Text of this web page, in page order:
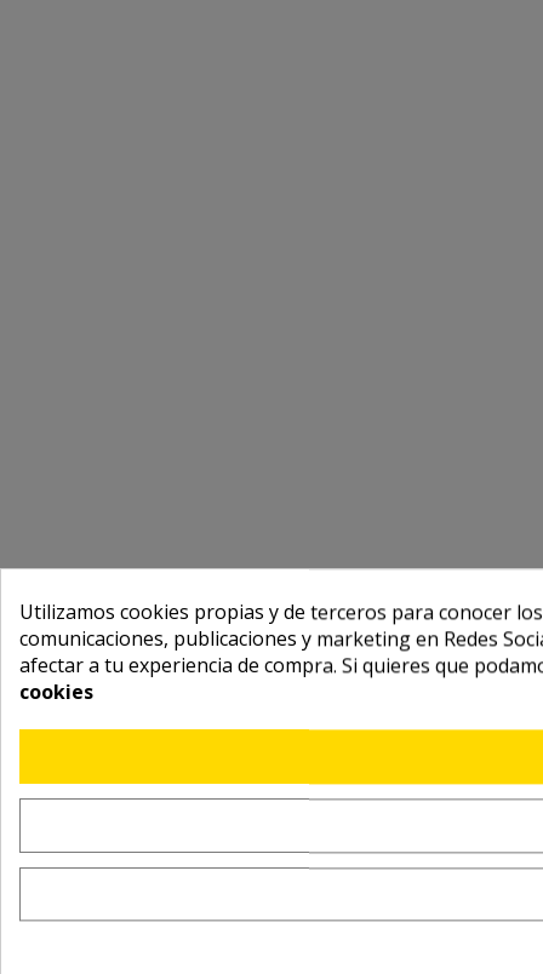
Utilizamos cookies propias y de terceros para conocer
comunicaciones, publicaciones y marketing en Redes
afectar a tu experiencia de compra. Si quieres que
cookies